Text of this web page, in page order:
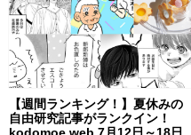
【週間ランキング！】夏休みの
自由研究記事がランクイン！